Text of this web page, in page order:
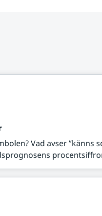
Vad avser ”känns